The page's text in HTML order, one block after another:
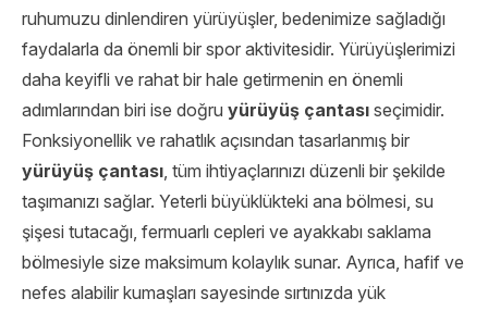
ruhumuzu dinlendiren yürüyüşler, bedenimize sağladığı
faydalarla da önemli bir spor aktivitesidir. Yürüyüşlerimizi
daha keyifli ve rahat bir hale getirmenin en önemli
adımlarından biri ise doğru yürüyüş çantası seçimidir.
Fonksiyonellik ve rahatlık açısından tasarlanmış bir
yürüyüş çantası, tüm ihtiyaçlarınızı düzenli bir şekilde
taşımanızı sağlar. Yeterli büyüklükteki ana bölmesi, su
şişesi tutacağı, fermuarlı cepleri ve ayakkabı saklama
bölmesiyle size maksimum kolaylık sunar. Ayrıca, hafif ve
nefes alabilir kumaşları sayesinde sırtınızda yük